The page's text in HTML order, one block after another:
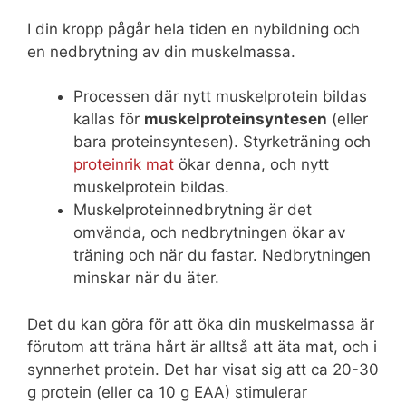
I din kropp pågår hela tiden en nybildning och
en nedbrytning av din muskelmassa.
Processen där nytt muskelprotein bildas
kallas för muskelproteinsyntesen (eller
bara proteinsyntesen). Styrketräning och
proteinrik mat ökar denna, och nytt
muskelprotein bildas.
Muskelproteinnedbrytning är det
omvända, och nedbrytningen ökar av
träning och när du fastar. Nedbrytningen
minskar när du äter.
Det du kan göra för att öka din muskelmassa är
förutom att träna hårt är alltså att äta mat, och i
synnerhet protein. Det har visat sig att ca 20-30
g protein (eller ca 10 g EAA) stimulerar